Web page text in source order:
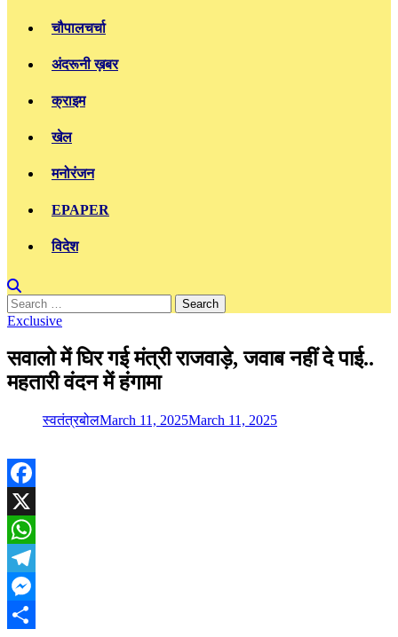
चौपालचर्चा
अंदरूनी ख़बर
क्राइम
खेल
मनोरंजन
EPAPER
विदेश
Search
for:
Exclusive
सवालो में घिर गई मंत्री राजवाड़े, जवाब नहीं दे पाई..
महतारी वंदन में हंगामा
स्वतंत्रबोलMarch 11, 2025March 11, 2025
Facebook
X
WhatsApp
Telegram
Messenger